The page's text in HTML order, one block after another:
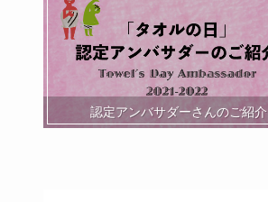
認定アンバサダーさんのご紹介